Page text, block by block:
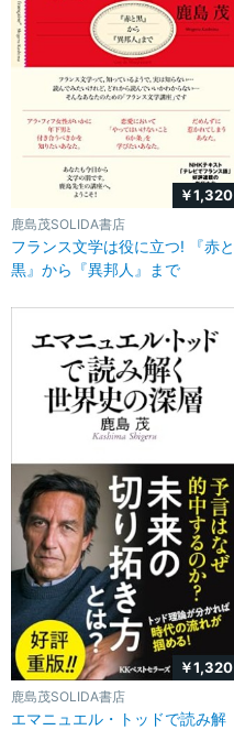
￥1,320
鹿島茂SOLIDA書店
フランス文学は役に立つ! 『赤と
黒』から『異邦人』まで
￥1,320
鹿島茂SOLIDA書店
エマニュエル・トッドで読み解